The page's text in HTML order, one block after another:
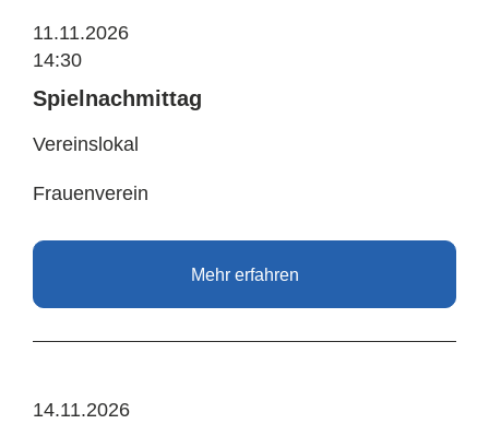
11.11.2026
14:30
Spielnachmittag
Vereinslokal
Frauenverein
Mehr erfahren
14.11.2026